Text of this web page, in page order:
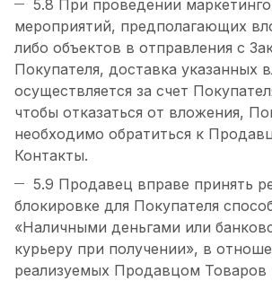
5.8 При проведении
мероприятий, предполагающих
либо объектов в отправления с
Покупателя, доставка указанных
осуществляется за счет
чтобы отказаться от вложения,
необходимо обратиться к
Контакты.
5.9 Продавец вправе принять
блокировке для Покупателя
«Наличными деньгами или
курьеру при получении», в
реализуемых Продавцом